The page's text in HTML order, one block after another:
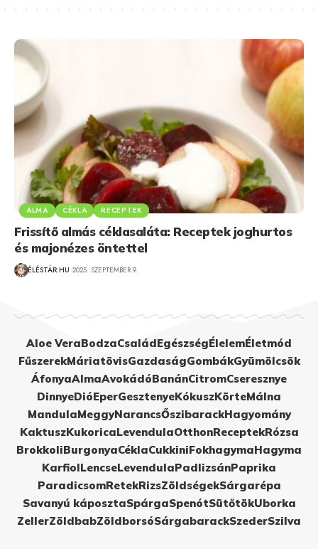
ALMA CÉKLA RECEPTEK
Frissítő almás céklasaláta: Receptek joghurtos
és majonézes öntettel
ÉLÉSTÁR.HU 2025. SZEPTEMBER 9.
Aloe VeraBodzaCsaládEgészségÉlelemÉletmód
FűszerekMáriatövisGazdaságGombákGyümölcsök
ÁfonyaAlmaAvokádóBanánCitromCseresznye
DinnyeDióEperGesztenyeKókuszKörteMálna
MandulaMeggyNarancsŐszibarackHagyomány
KaktuszKukoricaLevendulaOtthonReceptekRózsa
BrokkoliBurgonyaCéklaCukkiniFokhagymaHagyma
KarfiolLencseLevendulaPadlizsánPaprika
ParadicsomRetekRizsZöldségekSárgarépa
Savanyú káposztaSpárgaSpenótSütőtökUborka
ZellerZöldbabZöldborsóSárgabarackSzederSzilva